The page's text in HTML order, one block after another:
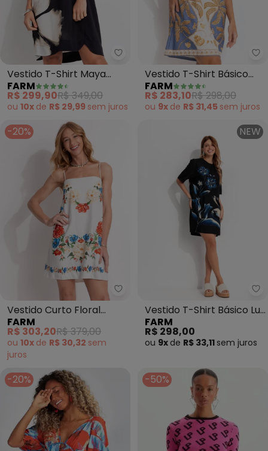
Farm - Vestido T-Shirt Maya
Vestido T-Shirt Maya
(Preto)
FARM
R$ 299,90R$ 349,00
ou 10x de R$ 29,99 sem juros
Vestido T-Shirt Básico
Ourinho Tropical (Azul)
FARM
R$ 283,10R$ 298,00
ou 9x de R$ 31,45 sem juros
-20%
Farm - Vestido Curto Floral
Vestido Curto Floral
Mariana (Off White)
FARM
R$ 303,20R$ 379,00
ou 10x de R$ 30,32 sem
juros
NEW
Vestido T-Shirt Básico Luz
do Luar (Preto)
FARM
R$ 298,00
ou 9x de R$ 33,11 sem juros
-20% -50%